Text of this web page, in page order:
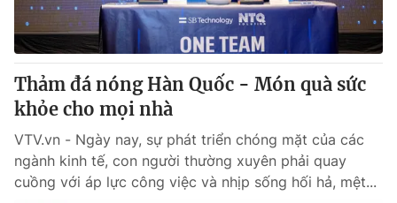
Thảm đá nóng Hàn Quốc - Món quà sức
khỏe cho mọi nhà
VTV.vn - Ngày nay, sự phát triển chóng mặt của các
ngành kinh tế, con người thường xuyên phải quay
cuồng với áp lực công việc và nhịp sống hối hả, mệt...